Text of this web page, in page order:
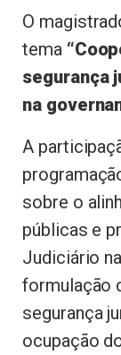
O
tema
segurança
na
A
sobre o
públicas e
Judiciário
formulação
segurança
ocupação